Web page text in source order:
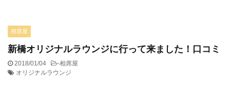
相席屋
新橋オリジナルラウンジに行って来ました！口コミ
2018/01/04 -相席屋
オリジナルラウンジ